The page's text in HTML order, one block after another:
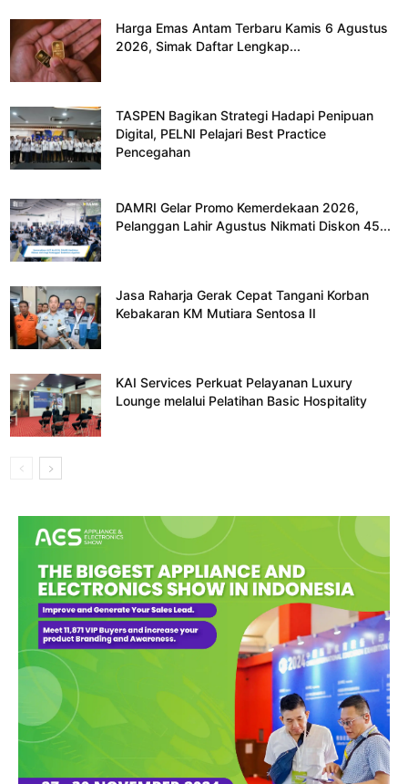
Harga Emas Antam Terbaru Kamis 6 Agustus
2026, Simak Daftar Lengkap...
TASPEN Bagikan Strategi Hadapi Penipuan
Digital, PELNI Pelajari Best Practice
Pencegahan
DAMRI Gelar Promo Kemerdekaan 2026,
Pelanggan Lahir Agustus Nikmati Diskon 45...
Jasa Raharja Gerak Cepat Tangani Korban
Kebakaran KM Mutiara Sentosa II
KAI Services Perkuat Pelayanan Luxury
Lounge melalui Pelatihan Basic Hospitality